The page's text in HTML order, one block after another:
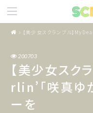
【美少女スクランブル】
200703
【美少女スク
rlin’「咲真ゆ
ーを